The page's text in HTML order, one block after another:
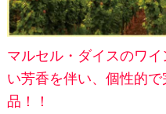
マルセル・ダイスのワ
い芳香を伴い、個性的
品！！